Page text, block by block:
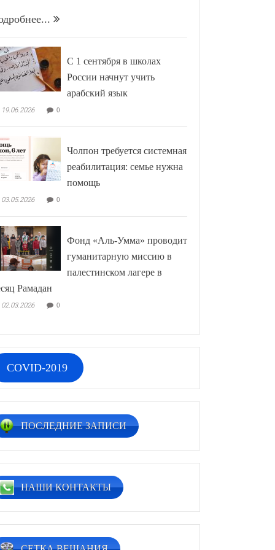
С 1 сентября в школах
России начнут учить
арабский язык
19.06.2026 0
Чолпон требуется системная
реабилитация: семье нужна
помощь
03.05.2026 0
Фонд «Аль-Умма» проводит
гуманитарную миссию в
палестинском лагере в
Рамадан
02.03.2026 0
COVID-2019
ПОСЛЕДНИЕ ЗАПИСИ
НАШИ КОНТАКТЫ